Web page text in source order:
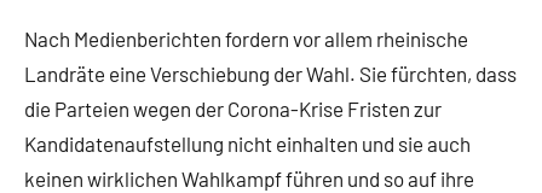
Nach Medienberichten fordern vor allem rheinische
Landräte eine Verschiebung der Wahl. Sie fürchten, dass
die Parteien wegen der Corona-Krise Fristen zur
Kandidatenaufstellung nicht einhalten und sie auch
keinen wirklichen Wahlkampf führen und so auf ihre